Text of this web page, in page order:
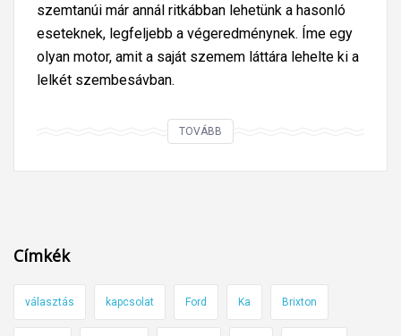
szemtanúi már annál ritkábban lehetünk a hasonló
eseteknek, legfeljebb a végeredménynek. Íme egy
olyan motor, amit a saját szemem láttára lehelte ki a
lelkét szembesávban.
TOVÁBB
z
á
Címkék
választás kapcsolat Ford Ka Brixton